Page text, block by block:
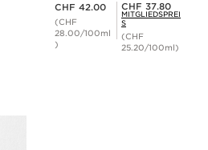
für den Körper SPF
30
CHF 42.00
(CHF
28.00/100ml
)
Mitgliederpreis CHF 37.80
CHF 37.80
MITGLIEDSPREI
S
(CHF
25.20/100ml)